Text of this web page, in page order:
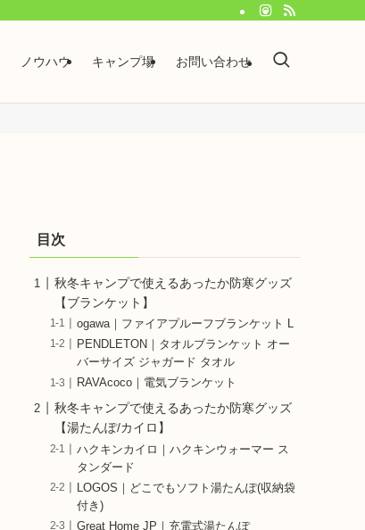
ノウハウ キャンプ場 お問い合わせ
目次
秋冬キャンプで使えるあったか防寒グッズ
【ブランケット】
ogawa｜ファイアプルーフブランケット L
PENDLETON｜タオルブランケット オー
バーサイズ ジャガード タオル
RAVAcoco｜電気ブランケット
秋冬キャンプで使えるあったか防寒グッズ
【湯たんぽ/カイロ】
ハクキンカイロ｜ハクキンウォーマー ス
タンダード
LOGOS｜どこでもソフト湯たんぽ(収納袋
付き)
Great Home JP｜充電式湯たんぽ